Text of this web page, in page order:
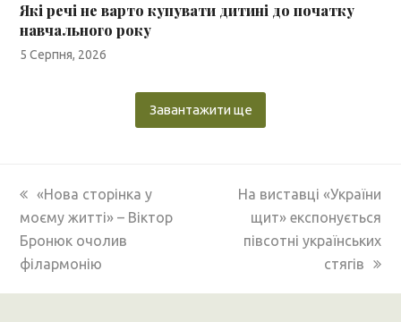
Які речі не варто купувати дитині до початку
навчального року
5 Серпня, 2026
Завантажити ще
previous
post:
«Нова сторінка у
моєму житті» – Віктор
Бронюк очолив
філармонію
next
post:
На виставці «України
щит» експонується
півсотні українських
стягів